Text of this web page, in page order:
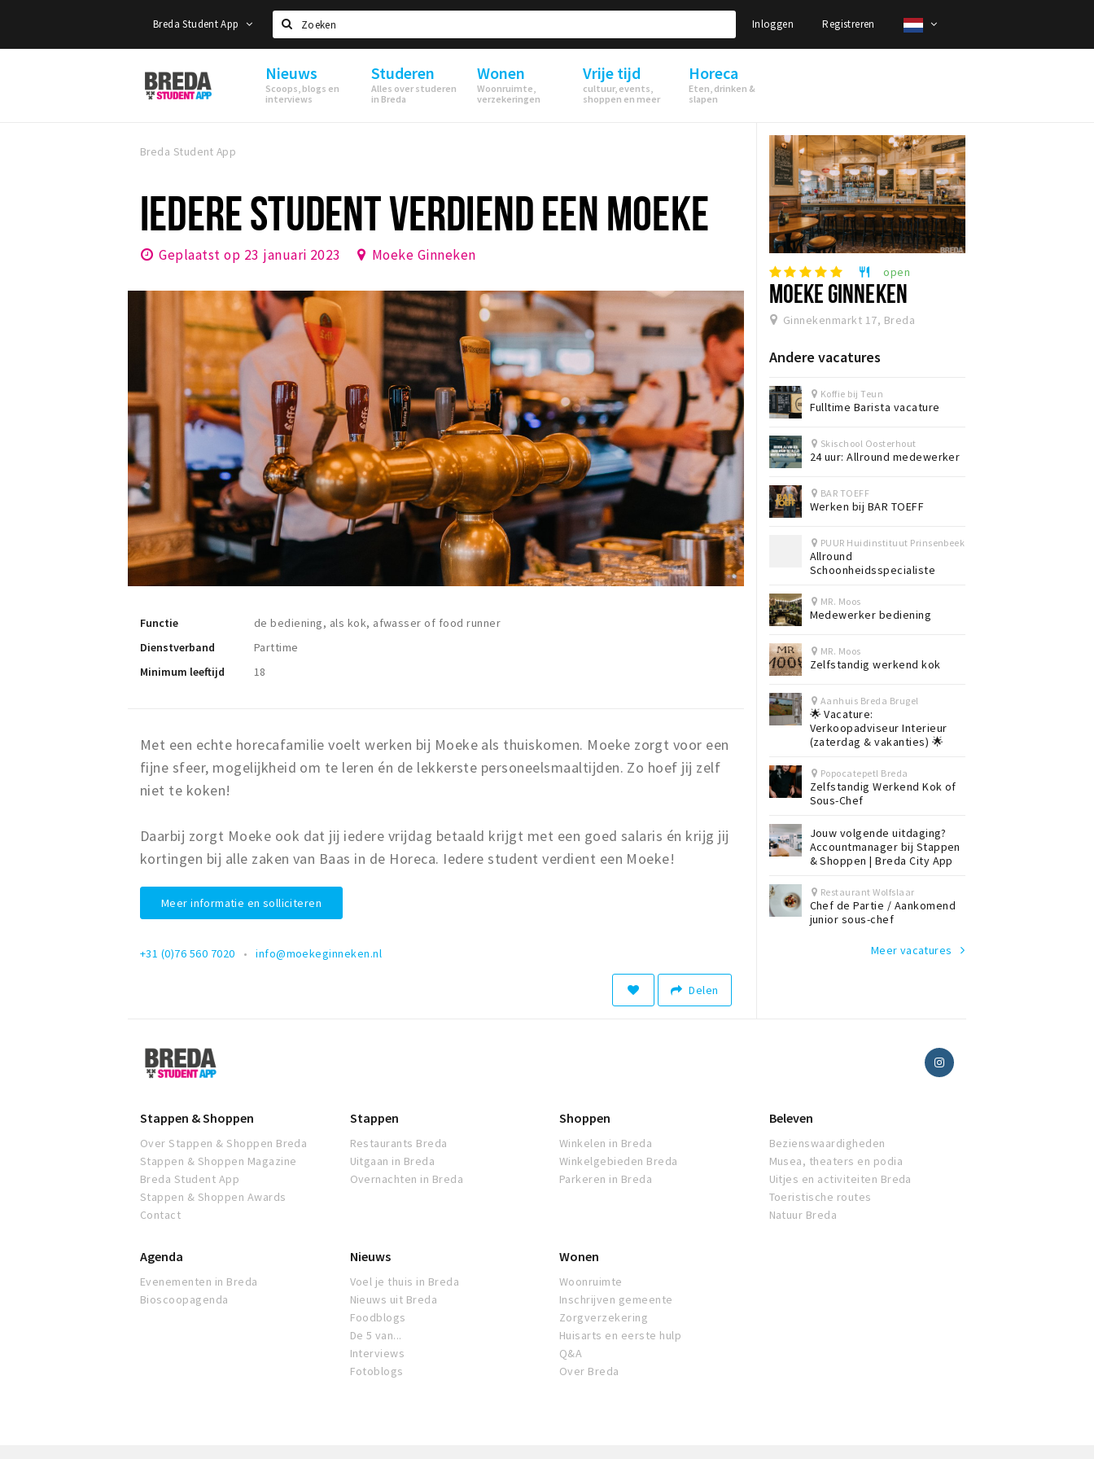
Breda Student App
Zoeken
Inloggen Registreren
Breda
Student
Nieuws
Scoops, blogs en
interviews
Studeren
Alles over studeren
in Breda
Wonen
Woonruimte,
verzekeringen
Vrije tijd
cultuur, events,
shoppen en meer
Horeca
Eten, drinken &
slapen
Breda Student App
IEDERE STUDENT VERDIEND EEN MOEKE
Geplaatst op 23 januari 2023 Moeke Ginneken
Functie
de bediening, als kok, afwasser of food runner
Dienstverband
Parttime
Minimum leeftijd
18
Met een echte horecafamilie voelt werken bij Moeke als thuiskomen. Moeke zorgt voor een
fijne sfeer, mogelijkheid om te leren én de lekkerste personeelsmaaltijden. Zo hoef jij zelf
niet te koken!
Daarbij zorgt Moeke ook dat jij iedere vrijdag betaald krijgt met een goed salaris én krijg jij
kortingen bij alle zaken van Baas in de Horeca. Iedere student verdient een Moeke!
Meer informatie en solliciteren
+31 (0)76 560 7020 info@moekeginneken.nl
Delen
restaurant open
MOEKE GINNEKEN
Ginnekenmarkt 17, Breda
Andere vacatures
Koffie bij Teun
Fulltime Barista vacature
Skischool Oosterhout
24 uur: Allround medewerker
BAR TOEFF
Werken bij BAR TOEFF
PUUR Huidinstituut Prinsenbeek
Allround
Schoonheidsspecialiste
MR. Moos
Medewerker bediening
MR. Moos
Zelfstandig werkend kok
Aanhuis Breda Brugel
🌟 Vacature:
Verkoopadviseur Interieur
(zaterdag & vakanties) 🌟
Popocatepetl Breda
Zelfstandig Werkend Kok of
Sous-Chef
Jouw volgende uitdaging?
Accountmanager bij Stappen
& Shoppen | Breda City App
Restaurant Wolfslaar
Chef de Partie / Aankomend
junior sous-chef
Meer vacatures
Breda
Student
App
Stappen & Shoppen
Over Stappen & Shoppen Breda
Stappen & Shoppen Magazine
Breda Student App
Stappen & Shoppen Awards
Contact
Stappen
Restaurants Breda
Uitgaan in Breda
Overnachten in Breda
Shoppen
Winkelen in Breda
Winkelgebieden Breda
Parkeren in Breda
Beleven
Bezienswaardigheden
Musea, theaters en podia
Uitjes en activiteiten Breda
Toeristische routes
Natuur Breda
Agenda
Evenementen in Breda
Bioscoopagenda
Nieuws
Voel je thuis in Breda
Nieuws uit Breda
Foodblogs
De 5 van...
Interviews
Fotoblogs
Wonen
Woonruimte
Inschrijven gemeente
Zorgverzekering
Huisarts en eerste hulp
Q&A
Over Breda